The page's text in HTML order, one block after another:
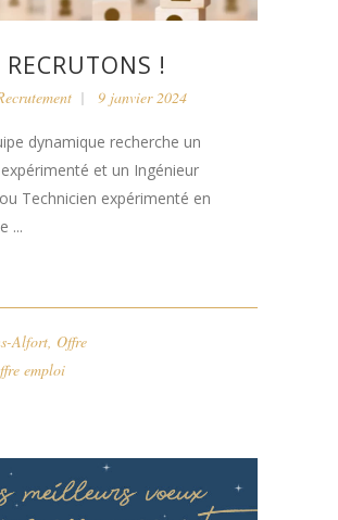
!
9 janvier 2024
dynamique recherche un
et un Ingénieur
Technicien expérimenté en
...
Alfort, Offre
emploi